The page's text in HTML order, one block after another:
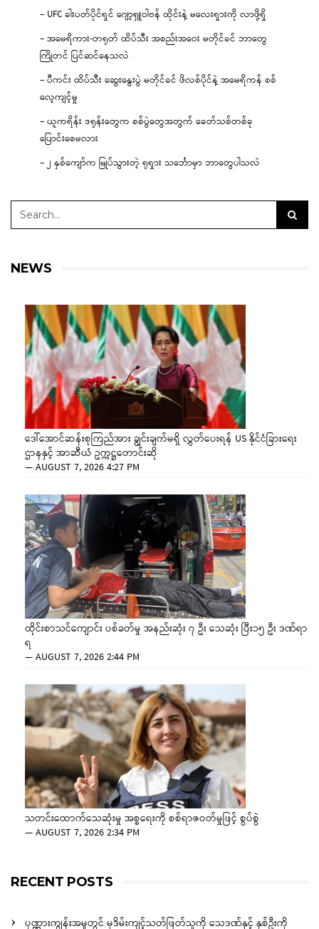
– UFC ခါးပတ်ပိုင်ရှင် ဂျော့ရှူဝါဗန် ထိုင်းနဲ့ မလေးရှားကို လာဖို့ရှိ
– အမေရိကား-တရုတ် ထိပ်သီး အစည်းအဝေး မတိုင်ခင် ဘာတွေ
ကြိုတင် ပြင်ဆင်နေသလဲ
– ပီကင်း ထိပ်သီး ဆွေးနွေးပွဲ မတိုင်ခင် ဖိလစ်ပိုင်နဲ့ အမေရိကန် စစ်
လေ့ကျင့်မှု
– ယူကရိန်း ဒရုန်းတွေက စစ်ပွဲတွေအတွက် ခေတ်သစ်တစ်ခု
ပြောင်းစေမလား
– ၂ နှစ်ကျော်က မြုပ်သွားတဲ့ ရုရှား သင်္ဘောမှာ ဘာတွေပါသလဲ
NEWS
ဒေါ်အောင်ဆန်းစုကြည်အား ချွင်းချက်မရှိ လွှတ်ပေးရန် US နိုင်ငံခြားရေး
ဌာနနှင့် အာဆီယံ ဥက္ကဋ္ဌတောင်းဆို
—AUGUST 7, 2026 4:27 PM
ထိုင်းစာသင်ကျောင်း ပစ်ခတ်မှု အနည်းဆုံး ၇ ဦး သေဆုံး ပြီး၁၅ ဦး ဒဏ်ရာ
ရ
—AUGUST 7, 2026 2:44 PM
သတင်းထောက်သေဆုံးမှု အစ္စရေးကို စစ်ရာဇဝတ်မှုဖြင့် စွပ်စွဲ
—AUGUST 7, 2026 2:34 PM
RECENT POSTS
ပုဏ္ဏားကျွန်းအမှုတွင် မုဒိမ်းကျင့်သတ်ဖြတ်သူကို သေဒဏ်နှင့် နှစ်ဦးကို